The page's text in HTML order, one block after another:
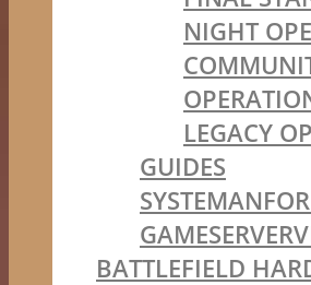
NIGHT
LEGACY
GUIDES
BATTLEFIELD